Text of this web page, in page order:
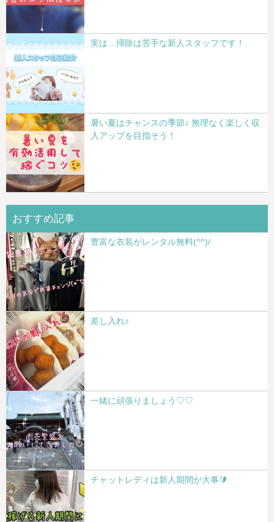
実は…掃除は苦手な新人スタッフです！
暑い夏はチャンスの季節♪ 無理なく楽しく収
入アップを目指そう！
おすすめ記事
豊富な衣装がレンタル無料(^^)/
差し入れ♪
一緒に頑張りましょう♡♡
チャットレディは新人期間が大事🔰